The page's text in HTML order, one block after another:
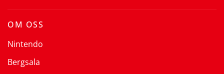
OM OSS
Nintendo
Bergsala